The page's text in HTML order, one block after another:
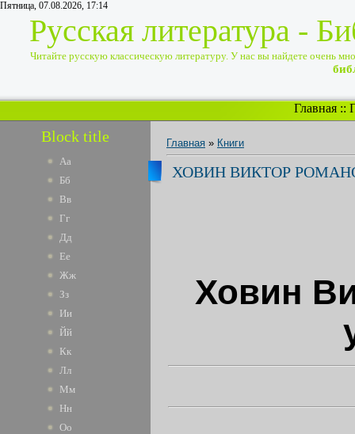
Пятница, 07.08.2026, 17:14
Русская литература -
Читайте русскую классическую литературу. У нас вы найдете очень
Главная ::
Block title
Аа
Бб
Вв
Гг
Дд
Ее
Жж
Зз
Ии
Йй
Кк
Лл
Мм
Нн
Оо
Главная » Книги
ХОВИН ВИКТОР
Ховин